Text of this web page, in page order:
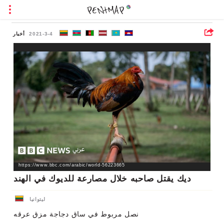
أخبار 2021-3-4
https://www.bbc.com/arabic/world-56223665
ديك يقتل صاحبه خلال مصارعة للديوك في الهند
ليتوانيا
نصل مربوط في ساق دجاجة مزق عرقه